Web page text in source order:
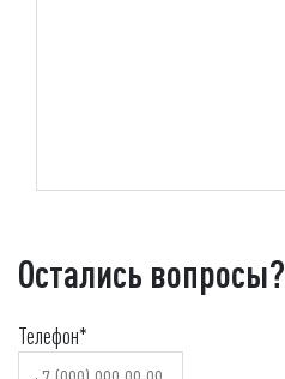
Остались вопросы?
Телефон*